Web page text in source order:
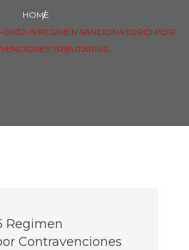
HOME
0032-15 REGIMEN SANCIONATORIO POR
TRIBUTARIAS
Regimen
Contravenciones